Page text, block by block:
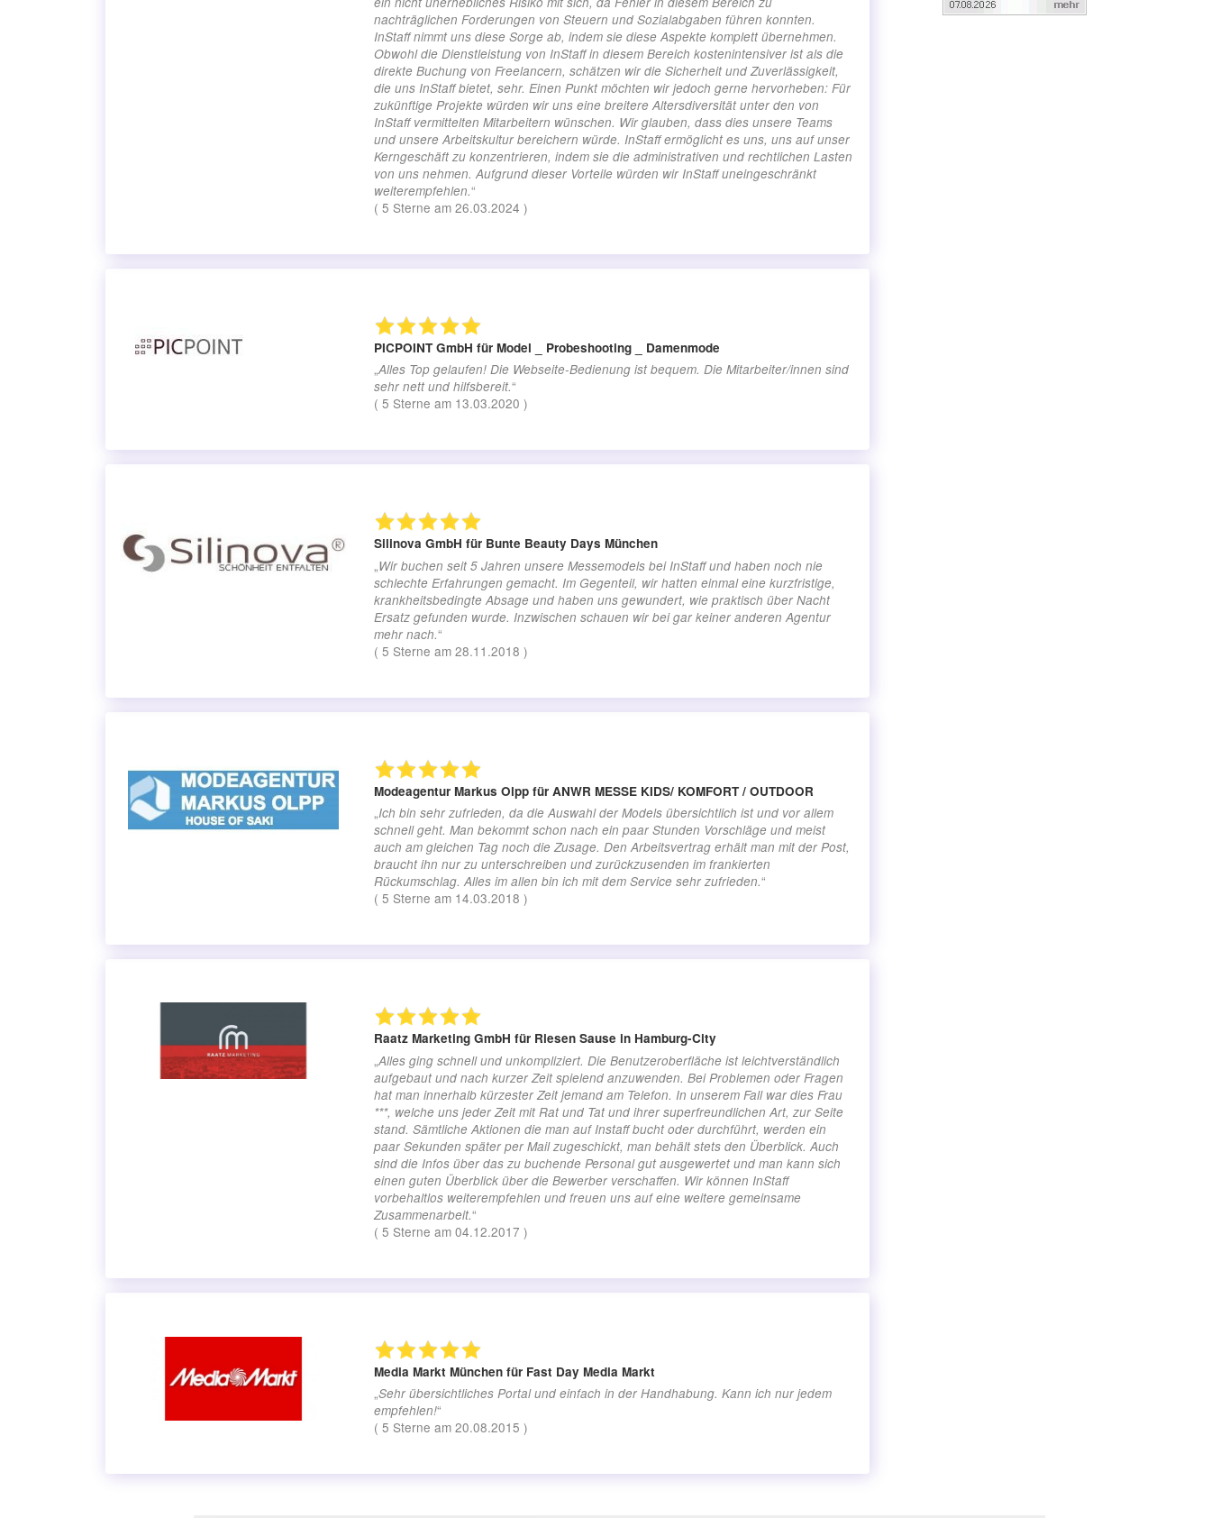
nachträglichen Forderungen von Steuern und Sozialabgaben führen konnten.
InStaff nimmt uns diese Sorge ab, indem sie diese Aspekte komplett übernehmen.
Obwohl die Dienstleistung von InStaff in diesem Bereich kostenintensiver ist als die
direkte Buchung von Freelancern, schätzen wir die Sicherheit und Zuverlässigkeit,
die uns InStaff bietet, sehr. Einen Punkt möchten wir jedoch gerne hervorheben: Für
zukünftige Projekte würden wir uns eine breitere Altersdiversität unter den von
InStaff vermittelten Mitarbeitern wünschen. Wir glauben, dass dies unsere Teams
und unsere Arbeitskultur bereichern würde. InStaff ermöglicht es uns, uns auf unser
Kerngeschäft zu konzentrieren, indem sie die administrativen und rechtlichen Lasten
von uns nehmen. Aufgrund dieser Vorteile würden wir InStaff uneingeschränkt
weiterempfehlen.“
( 5 Sterne am 26.03.2024 )
PICPOINT GmbH für Model _ Probeshooting _ Damenmode
„Alles Top gelaufen! Die Webseite-Bedienung ist bequem. Die Mitarbeiter/innen sind
sehr nett und hilfsbereit.“
( 5 Sterne am 13.03.2020 )
Silinova GmbH für Bunte Beauty Days München
„Wir buchen seit 5 Jahren unsere Messemodels bei InStaff und haben noch nie
schlechte Erfahrungen gemacht. Im Gegenteil, wir hatten einmal eine kurzfristige,
krankheitsbedingte Absage und haben uns gewundert, wie praktisch über Nacht
Ersatz gefunden wurde. Inzwischen schauen wir bei gar keiner anderen Agentur
mehr nach.“
( 5 Sterne am 28.11.2018 )
Modeagentur Markus Olpp für ANWR MESSE KIDS/ KOMFORT / OUTDOOR
„Ich bin sehr zufrieden, da die Auswahl der Models übersichtlich ist und vor allem
schnell geht. Man bekommt schon nach ein paar Stunden Vorschläge und meist
auch am gleichen Tag noch die Zusage. Den Arbeitsvertrag erhält man mit der Post,
braucht ihn nur zu unterschreiben und zurückzusenden im frankierten
Rückumschlag. Alles im allen bin ich mit dem Service sehr zufrieden.“
( 5 Sterne am 14.03.2018 )
Raatz Marketing GmbH für Riesen Sause in Hamburg-City
„Alles ging schnell und unkompliziert. Die Benutzeroberfläche ist leichtverständlich
aufgebaut und nach kurzer Zeit spielend anzuwenden. Bei Problemen oder Fragen
hat man innerhalb kürzester Zeit jemand am Telefon. In unserem Fall war dies Frau
***, welche uns jeder Zeit mit Rat und Tat und ihrer superfreundlichen Art, zur Seite
stand. Sämtliche Aktionen die man auf Instaff bucht oder durchführt, werden ein
paar Sekunden später per Mail zugeschickt, man behält stets den Überblick. Auch
sind die Infos über das zu buchende Personal gut ausgewertet und man kann sich
einen guten Überblick über die Bewerber verschaffen. Wir können InStaff
vorbehaltlos weiterempfehlen und freuen uns auf eine weitere gemeinsame
Zusammenarbeit.“
( 5 Sterne am 04.12.2017 )
Media Markt München für Fast Day Media Markt
„Sehr übersichtliches Portal und einfach in der Handhabung. Kann ich nur jedem
empfehlen!“
( 5 Sterne am 20.08.2015 )